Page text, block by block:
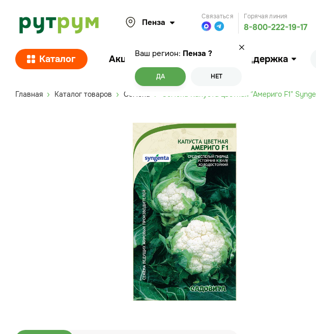
Пенза
Ваш регион: Пенза ?
ДА НЕТ
Связаться Горячая линия
8-800-222-19-17
Каталог Акции Покупателям Поддержка
Главная Каталог товаров Семена Семена Капуста цветная "Америго F1"